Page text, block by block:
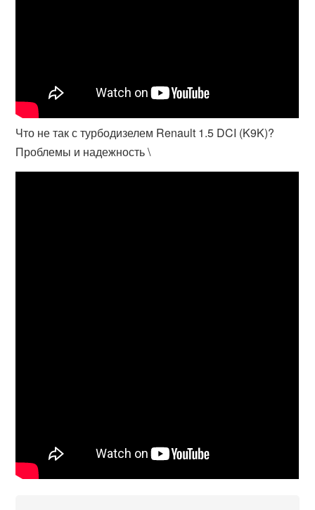
Что не так с турбодизелем Renault 1.5 DCI (K9K)?
Проблемы и надежность \